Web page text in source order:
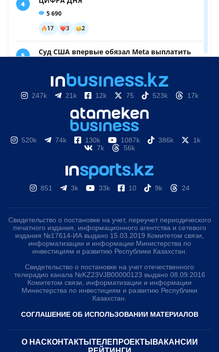
247k 21k 12k 75 523k 17k
520k 74k 130k 1087k 386k
1k
7k
56k
851 3k 33k 10 9k 24
Свидетельство о постановке на учет, переучет периодического
печатного издания, информационного агентства и сетевого
издания №17614-ИА выдано 15.03.2019 Комитетом связи,
информатизации и информации Министерства по
инвестициям и развитию Республики Казахстан.
Свидетельство о постановке на учет отечественного
телерадио канала №KZ23VJB00000123 выдано 08.09.2016
Комитетом связи, информатизации и информации
Министерства по инвестициям и развитию Республики
Казахстан.
СОГЛАШЕНИЕ ОБ ИСПОЛЬЗОВАНИИ МАТЕРИАЛОВ
О НАС КОНТАКТЫ ТЕЛЕПРОЕКТЫ ВАКАНСИИ